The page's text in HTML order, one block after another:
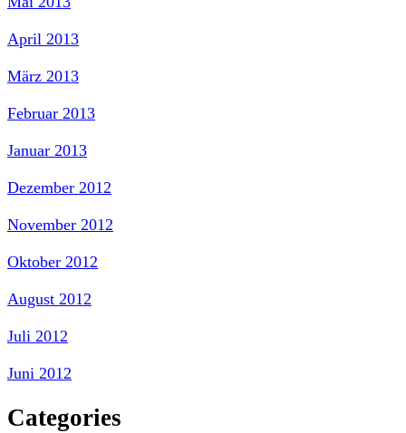
April 2013
März 2013
Februar 2013
Januar 2013
Dezember 2012
November 2012
Oktober 2012
August 2012
Juli 2012
Juni 2012
Categories